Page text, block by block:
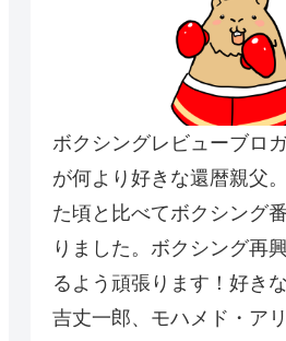
ボクシングレビューブロ
が何より好きな還暦親父
た頃と比べてボクシング
りました。ボクシング再
るよう頑張ります！好き
吉丈一郎、モハメド・ア